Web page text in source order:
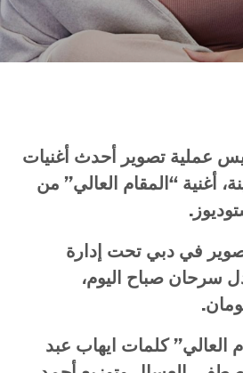
عملية تصوير أحدث أغنيات
أغنية “ المقام العالي” من
.
في دبي تحت إدارة
سرحان صباح اليوم،
.
العالي”كلمات ايهاب عبد